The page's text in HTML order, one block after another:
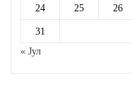
24 25 26
31
« Јул